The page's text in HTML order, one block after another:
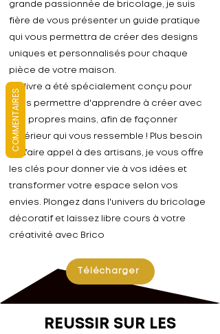
grande passionnée de bricolage, je suis
fière de vous présenter un guide pratique
qui vous permettra de créer des designs
uniques et personnalisés pour chaque
pièce de votre maison.
Ce livre a été spécialement conçu pour
vous permettre d'apprendre à créer avec
vos propres mains, afin de façonner
l'intérieur qui vous ressemble ! Plus besoin
de faire appel à des artisans, je vous offre
les clés pour donner vie à vos idées et
transformer votre espace selon vos
envies. Plongez dans l'univers du bricolage
décoratif et laissez libre cours à votre
créativité avec Brico
Télécharger
REUSSIR SUR LES
COMMENTAIRES